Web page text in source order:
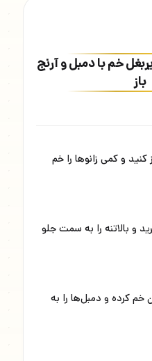
خم با دمبل و آرنج
باز
کنید و کمی زانوها را خم
و بالاتنه را به سمت جلو
خم کرده و دمبل‌ها را به